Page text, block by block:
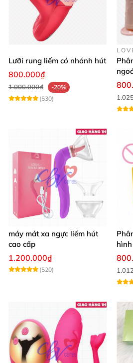
Lưỡi rung liếm có nhánh hút
800.000₫
1.000.000₫
-20%
(530)
máy mát xa ngực liếm hút
cao cấp
1.200.000₫
(520)